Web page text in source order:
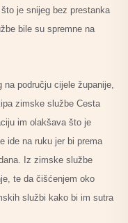
je snijeg bez prestanka
bile su spremne na
na području cijele županije,
zimske službe Cesta
im olakšava što je
ide na ruku jer bi prema
Iz zimske službe
te da čišćenjem oko
službi kako bi im sutra